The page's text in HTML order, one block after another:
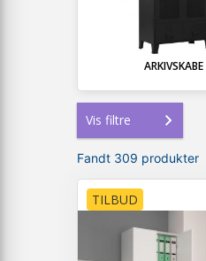
ARKIVSKABE
Vis filtre
Fandt 309 produkter
TILBUD